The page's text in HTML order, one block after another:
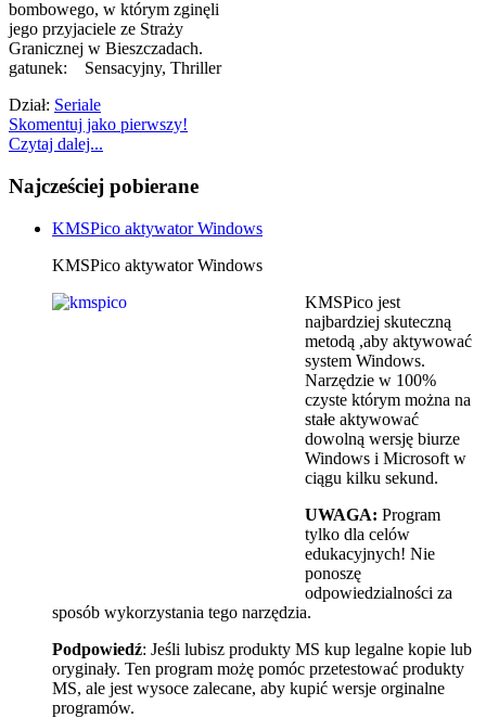
bombowego, w którym zginęli
jego przyjaciele ze Straży
Granicznej w Bieszczadach.
gatunek: Sensacyjny, Thriller
Dział: Seriale
Skomentuj jako pierwszy!
Czytaj dalej...
Najcześciej pobierane
KMSPico aktywator Windows
KMSPico aktywator Windows
KMSPico jest
najbardziej skuteczną
metodą ,aby aktywować
system Windows.
Narzędzie w 100%
czyste którym można na
stałe aktywować
dowolną wersję biurze
Windows i Microsoft w
ciągu kilku sekund.
UWAGA: Program
tylko dla celów
edukacyjnych! Nie
ponoszę
odpowiedzialności za
sposób wykorzystania tego narzędzia.
Podpowiedź: Jeśli lubisz produkty MS kup legalne kopie lub
oryginały. Ten program możę pomóc przetestować produkty
MS, ale jest wysoce zalecane, aby kupić wersje orginalne
programów.